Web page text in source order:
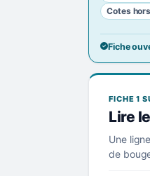
Cotes
Fiche
FICHE 1
Lire
Une
de